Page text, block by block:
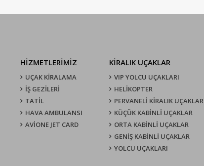
HİZMETLERİMİZ
UÇAK KIRALAMA
İŞ GEZİLERİ
TATİL
HAVA AMBULANSI
AVİONE JET CARD
KIRALIK UÇAKLAR
VIP YOLCU UÇAKLARI
HELİKOPTER
PERVANELİ KİRALIK UÇAKLAR
KÜÇÜK KABİNLİ UÇAKLAR
ORTA KABİNLİ UÇAKLAR
GENİŞ KABİNLİ UÇAKLAR
YOLCU UÇAKLARI